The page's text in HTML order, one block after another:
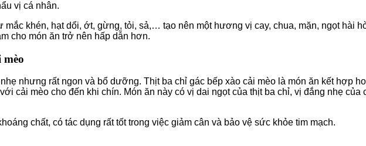
vị cá nhân.
khén, hạt dổi, ớt, gừng, tỏi, sả,… tạo nên một hương vị cay, chua, mặn, ngọt hài
cho món ăn trở nên hấp dẫn hơn.
nhưng rất ngon và bổ dưỡng. Thịt ba chỉ gác bếp xào cải mèo là món ăn kết hợp
cải mèo cho đến khi chín. Món ăn này có vị dai ngọt của thịt ba chỉ, vị đắng nhẹ của
chất, có tác dụng rất tốt trong việc giảm cân và bảo vệ sức khỏe tim mạch.